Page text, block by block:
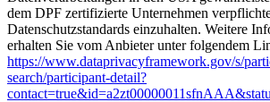
dem DPF zertifizierte Unternehmen
Datenschutzstandards einzuhalten. Weitere
erhalten Sie vom Anbieter unter folgendem
https://www.dataprivacyframework.gov/s/
search/participant-detail?